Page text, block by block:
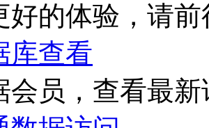
好的体验，请
库查看
会员，查看最